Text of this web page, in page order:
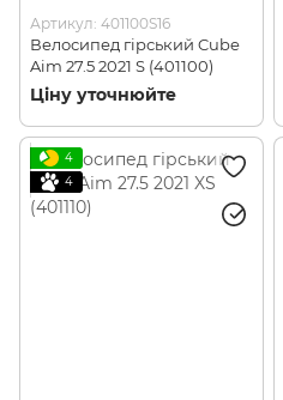
Артикул: 401100S16
Велосипед гірський Cube
Aim 27.5 2021 S (401100)
Ціну уточнюйте
4
4